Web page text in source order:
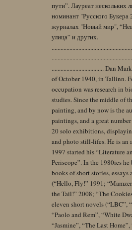
пути”. Лауреат нескольких
номинант "Русского Букера
журналах "Новый мир",
улица” и других.
................................... Dan
of October 1940, in Tallinn.
occupation was research in
studies. Since the middle of
painting, and by now is the
paintings, and a great
20 solo exhibitions,
and photo still-lifes. He is an
1997 started his “Literature
Periscope”. In the 1980ies
books of short stories,
(“Hello, Fly!” 1991;
the Tail!” 2008; “The
eleven short novels (“LBC”,
“Paolo and Rem”, “White
“Jasmine”, “The Last